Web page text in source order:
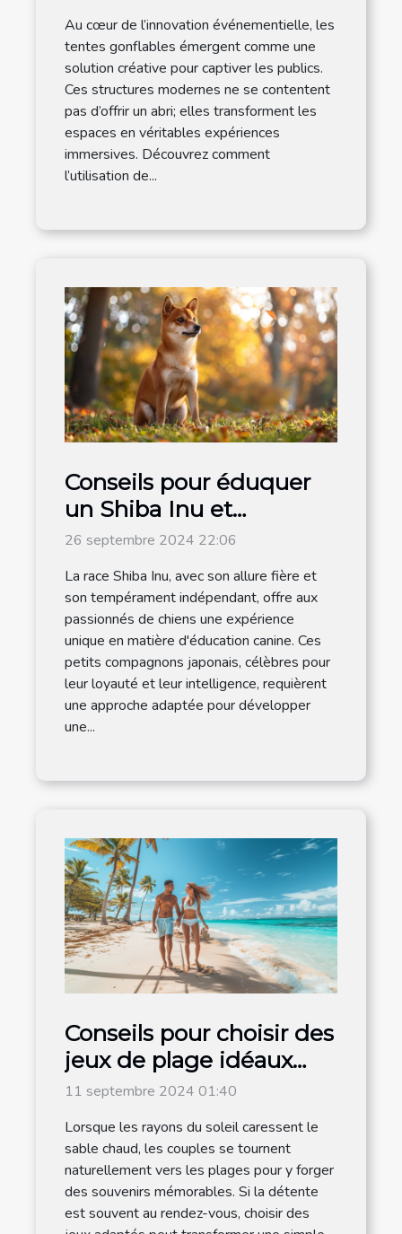
Au cœur de l’innovation événementielle, les
tentes gonflables émergent comme une
solution créative pour captiver les publics.
Ces structures modernes ne se contentent
pas d’offrir un abri; elles transforment les
espaces en véritables expériences
immersives. Découvrez comment
l’utilisation de...
Conseils pour éduquer
un Shiba Inu et
renforcer son obéissance
26 septembre 2024 22:06
La race Shiba Inu, avec son allure fière et
son tempérament indépendant, offre aux
passionnés de chiens une expérience
unique en matière d'éducation canine. Ces
petits compagnons japonais, célèbres pour
leur loyauté et leur intelligence, requièrent
une approche adaptée pour développer
une...
Conseils pour choisir des
jeux de plage idéaux
pour les couples
11 septembre 2024 01:40
Lorsque les rayons du soleil caressent le
sable chaud, les couples se tournent
naturellement vers les plages pour y forger
des souvenirs mémorables. Si la détente
est souvent au rendez-vous, choisir des